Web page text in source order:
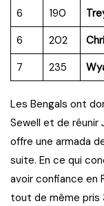
6 190
6
202
7
235
Les Bengals ont
Sewell et de réunir
offre une armada
suite. En ce qui
avoir confiance en
tout de même pris